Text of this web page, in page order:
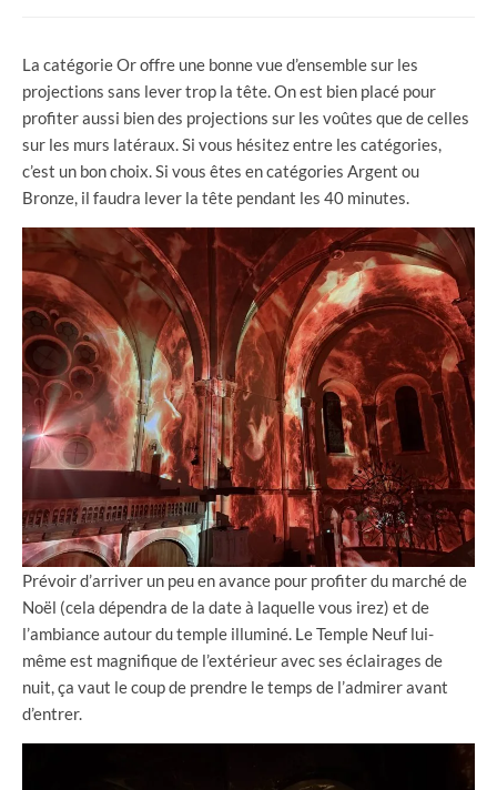
La catégorie Or offre une bonne vue d’ensemble sur les
projections sans lever trop la tête. On est bien placé pour
profiter aussi bien des projections sur les voûtes que de celles
sur les murs latéraux. Si vous hésitez entre les catégories,
c’est un bon choix. Si vous êtes en catégories Argent ou
Bronze, il faudra lever la tête pendant les 40 minutes.
Prévoir d’arriver un peu en avance pour profiter du marché de
Noël (cela dépendra de la date à laquelle vous irez) et de
l’ambiance autour du temple illuminé. Le Temple Neuf lui-
même est magnifique de l’extérieur avec ses éclairages de
nuit, ça vaut le coup de prendre le temps de l’admirer avant
d’entrer.